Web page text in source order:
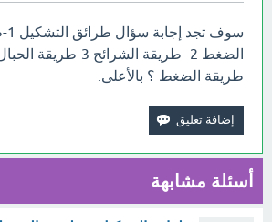
سوف
الضغط 2- طريقة الشرائح
طريقة الضغط ؟ بالأعلى.
أسئلة مشابهة